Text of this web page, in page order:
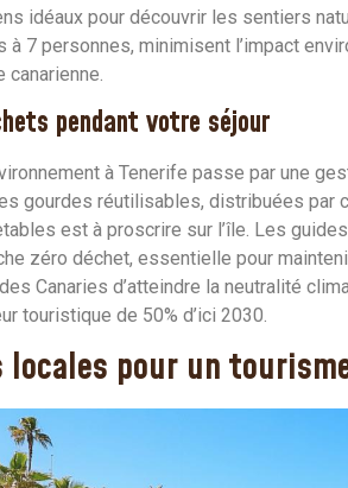
idéaux pour découvrir les sentiers
7 personnes, minimisent l’impact
canarienne.
pendant votre séjour
à Tenerife passe par une
gourdes réutilisables, distribuées par
est à proscrire sur l’île. Les
zéro déchet, essentielle pour
Canaries d’atteindre la neutralité
touristique de 50% d’ici 2030.
pour un